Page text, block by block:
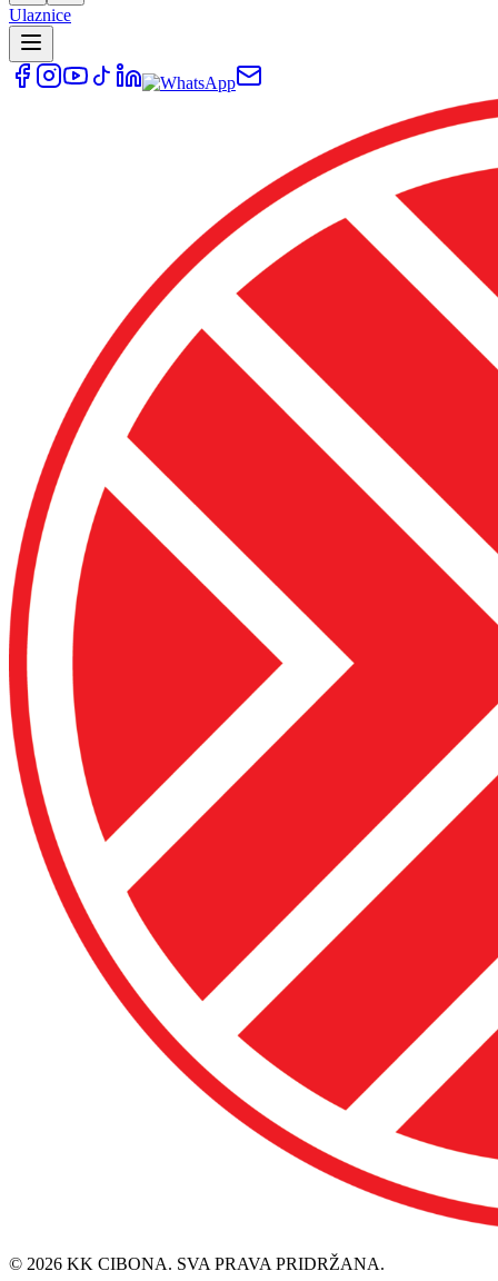
Ulaznice
© 2026 KK CIBONA. SVA PRAVA PRIDRŽANA.